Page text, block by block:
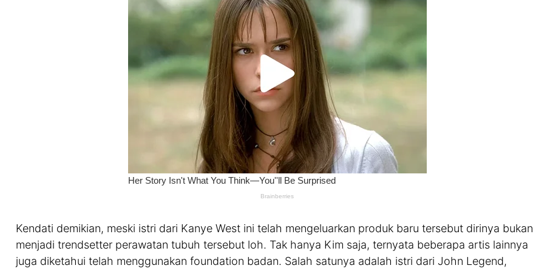
Kendati demikian, meski istri dari Kanye West ini telah mengeluarkan produk baru tersebut dirinya bukan
menjadi trendsetter perawatan tubuh tersebut loh. Tak hanya Kim saja, ternyata beberapa artis lainnya
juga diketahui telah menggunakan foundation badan. Salah satunya adalah istri dari John Legend,